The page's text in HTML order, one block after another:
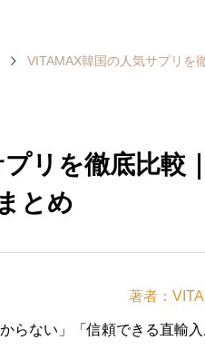
VITAMAX韓国の人気サプリを
リを徹底比較
とめ
著者：
らない」「信頼できる直輸入